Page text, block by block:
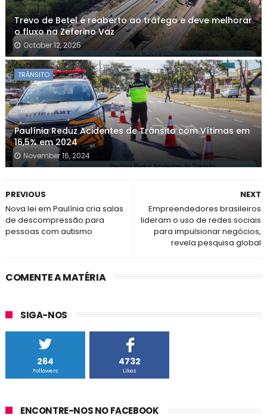
Trevo de Betel é reaberto ao tráfego e deve melhorar
o fluxo na Zeferino Vaz
October 12, 2025
TRÂNSITO
Paulínia Reduz Acidentes de Trânsito com Vítimas em
16,5% em 2024
November 16, 2024
NEXT
Empreendedores brasileiros
lideram o uso de redes sociais
para impulsionar negócios,
revela pesquisa global
PREVIOUS
Nova lei em Paulínia cria salas
de descompressão para
pessoas com autismo
COMENTE A MATÉRIA
SIGA-NOS
264
Followers
4732
Likes
ENCONTRE-NOS NO FACEBOOK